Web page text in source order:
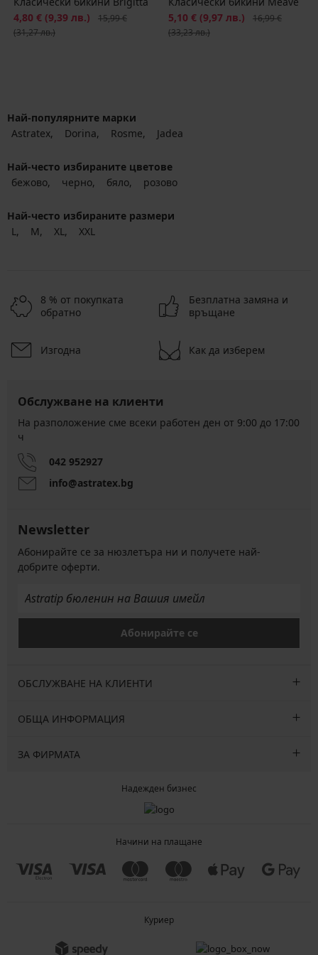
Намаление
4,80 € (9,39 лв.) Първоначална цена
15,99 €
(31,27 лв.)
Намаление
5,10 € (9,97 лв.) Първоначална
16,99 €
(33,23 лв.)
Най-популярните марки
Astratex
Dorina Rosme Jadea
Най-често избираните цветове
бежово
черно бяло розово
Най-често избираните размери
L
M XL XXL
8 % от покупката
обратно
Безплатна замяна и
връщане
Изгодна Как да изберем
Обслужване на клиенти
На разположение сме всеки работен ден от 9:00 до 17:00
ч
042 952927
info@astratex.bg
Newsletter
Абонирайте се за нюзлетъра ни и получете най-
добрите оферти.
Абонирайте се
ОБСЛУЖВАНЕ НА КЛИЕНТИ
ОБЩА ИНФОРМАЦИЯ
ЗА ФИРМАТА
Надежден бизнес
Начини на плащане
Куриер